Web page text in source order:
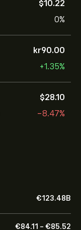
‎$‎10.22
0%
‎kr‎90.00
+1.35%
‎$‎28.10
-8.47%
‎€‎123.48B
‎€‎84.11 - ‎€‎85.52